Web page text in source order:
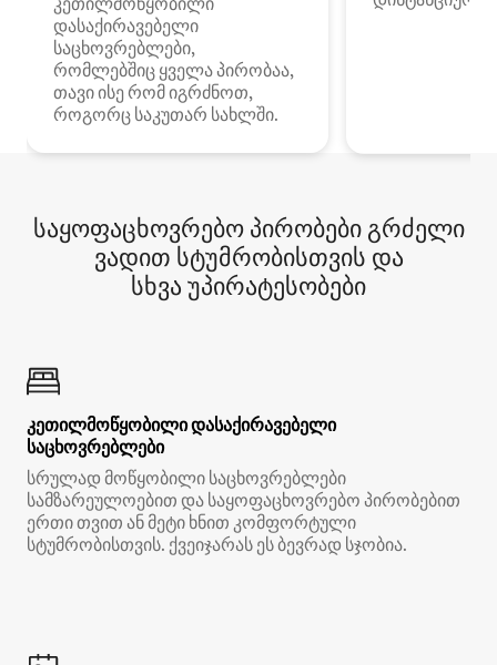
დასაქირავებელი
საცხოვრებლები,
რომლებშიც ყველა პირობაა,
თავი ისე რომ იგრძნოთ,
როგორც საკუთარ სახლში.
საყოფაცხოვრებო პირობები გრძელი
ვადით სტუმრობისთვის და
სხვა უპირატესობები
კეთილმოწყობილი დასაქირავებელი
საცხოვრებლები
სრულად მოწყობილი საცხოვრებლები
სამზარეულოებით და საყოფაცხოვრებო პირობებით
ერთი თვით ან მეტი ხნით კომფორტული
სტუმრობისთვის. ქვეიჯარას ეს ბევრად სჯობია.